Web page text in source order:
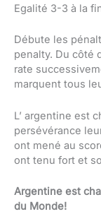
Egalité 3-3 à la
Débute les
penalty. Du côté
rate
marquent tous
L’ argentine est
persévérance
ont mené au
ont tenu fort et
Argentine est
du Monde!